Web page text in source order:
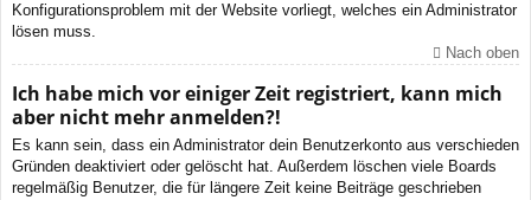
Konfigurationsproblem mit der Website vorliegt, welches ein Administrator
lösen muss.
Nach oben
Ich habe mich vor einiger Zeit registriert, kann mich
aber nicht mehr anmelden?!
Es kann sein, dass ein Administrator dein Benutzerkonto aus verschieden
Gründen deaktiviert oder gelöscht hat. Außerdem löschen viele Boards
regelmäßig Benutzer, die für längere Zeit keine Beiträge geschrieben